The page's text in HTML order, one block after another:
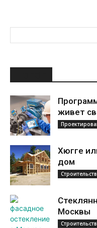
живет
Хюгге
дом
Москвы